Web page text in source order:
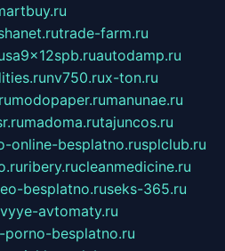
trade-farm.ru
autodamp.ru
nv750.rux-ton.ru
modopaper.rumanunae.ru
madoma.rutajuncos.ru
online-besplatno.rusplclub.ru
ribery.rucleanmedicine.ru
besplatno.ruseks-365.ru
avtomaty.ru
porno-besplatno.ru